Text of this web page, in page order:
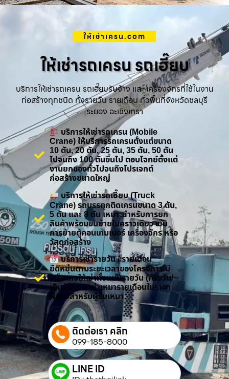
ให้เช่าเครน.com
ให้เช่ารถเครน รถเฮี๊ยบ
บริการให้เช่ารถเครน รถเฮี๊ยบรับจ้าง และ เครื่องจักรที่ใช้ในงาน
ก่อสร้างทุกชนิด ทั้งรายวัน รายเดือน ทั่วพื้นที่จังหวัดชลบุรี
ระยอง ฉะเชิงเทรา
บริการให้เช่ารถเครน (Mobile
Crane) ให้บริการรถเครนตั้งแต่ขนาด
10 ตัน, 20 ตัน, 25 ตัน, 35 ตัน, 50 ตัน
ไปจนถึง 100 ตันขึ้นไป ตอบโจทย์ตั้งแต่
งานยกของทั่วไปจนถึงโปรเจกต์
ก่อสร้างขนาดใหญ่
บริการให้เช่ารถเฮี๊ยบ (Truck
Crane) รถบรรทุกติดเครนขนาด 3 ตัน,
5 ตัน และ 8 ตัน เหมาะสำหรับการยก
สินค้าพร้อมขนย้ายในคราวเดียว เช่น
การย้ายตู้คอนเทนเนอร์ เครื่องจักร หรือ
วัสดุก่อสร้าง
บริการเช่ารายวัน / รายเดือน
ยืดหยุ่นตามระยะเวลาของโครงการ มี
แพ็กเกจให้เช่าทั้งแบบรายวัน (ครึ่งวัน/
เต็มวัน) และเช่าเหมารายเดือนในราคา
พิเศษสำหรับผู้รับเหมา
ติดต่อเรา คลิก
099-185-8000
LINE ID